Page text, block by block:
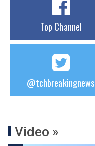
Top Channel
@tchbreakingnews
Video »